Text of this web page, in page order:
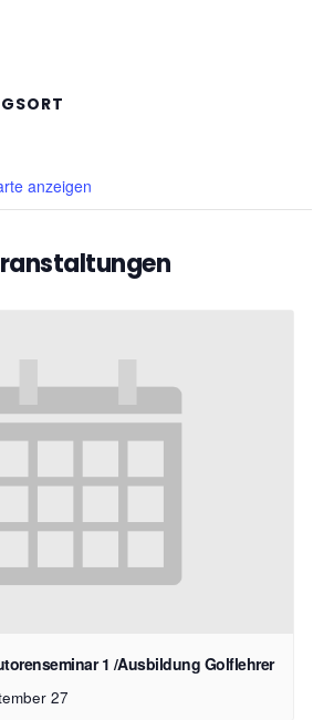
anzeigen
1 /Ausbildung Golflehrer
27